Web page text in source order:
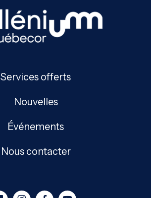
Services offerts
Nouvelles
Événements
Nous contacter